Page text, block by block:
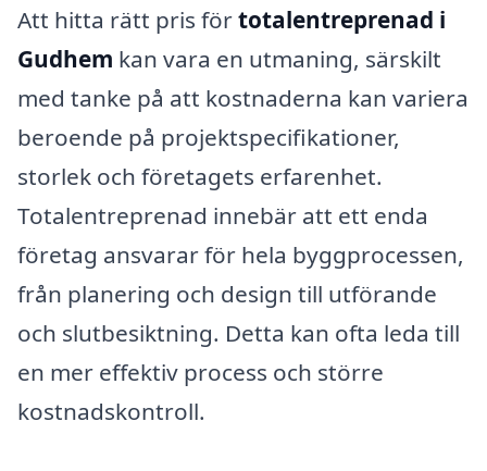
Att hitta rätt pris förtotalentreprenad i
Gudhem kan vara en utmaning, särskilt
med tanke på att kostnaderna kan variera
beroende på projektspecifikationer,
storlek och företagets erfarenhet.
Totalentreprenad innebär att ett enda
företag ansvarar för hela byggprocessen,
från planering och design till utförande
och slutbesiktning. Detta kan ofta leda till
en mer effektiv process och större
kostnadskontroll.